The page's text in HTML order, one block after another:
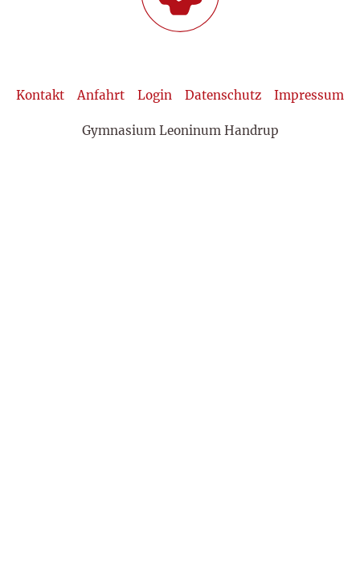
Kontakt Anfahrt Login Datenschutz Impressum
Gymnasium Leoninum Handrup